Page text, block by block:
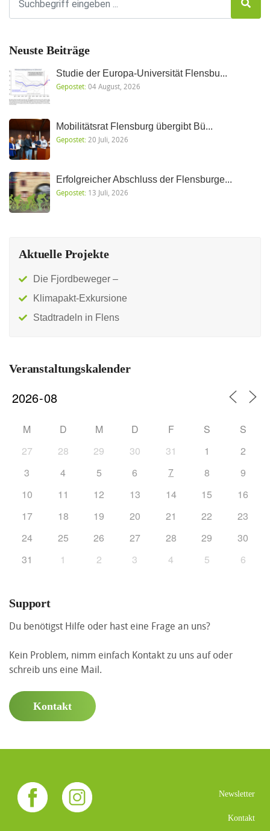
Neuste Beiträge
Studie der Europa-Universität Flensbu...
Gepostet:04 August, 2026
Mobilitätsrat Flensburg übergibt Bü...
Gepostet: 20 Juli, 2026
Erfolgreicher Abschluss der Flensburge...
Gepostet: 13 Juli, 2026
Aktuelle Projekte
Die Fjordbeweger –
Klimapakt-Exkursione
Stadtradeln in Flens
Veranstaltungskalender
M D M D F S
S
27
28 29 30 31 1
2
3
4 5 6 7 8
9
10
11 12 13 14 15
16
17
18 19 20 21 22
23
24
25 26 27 28 29
30
31
1 2 3 4 5 6
Support
Du benötigst Hilfe oder hast eine Frage an uns?
Kein Problem, nimm einfach Kontakt zu uns auf oder
schreib uns eine Mail.
Kontakt
Newsletter
Kontakt